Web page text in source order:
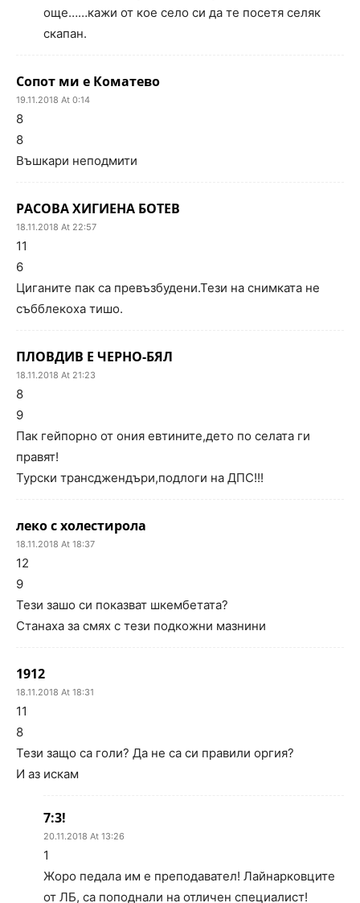
още……кажи от кое село си да те посетя селяк
скапан.
Сопот ми е Коматево
19.11.2018 At 0:14
8
8
Въшкари неподмити
РАСОВА ХИГИЕНА БОТЕВ
18.11.2018 At 22:57
11
6
Циганите пак са превъзбудени.Тези на снимката не
събблекоха тишо.
ПЛОВДИВ Е ЧЕРНО-БЯЛ
18.11.2018 At 21:23
8
9
Пак гейпорно от ония евтините,дето по селата ги
правят!
Турски трансджендъри,подлоги на ДПС!!!
леко с холестирола
18.11.2018 At 18:37
12
9
Тези зашо си показват шкембетата?
Станаха за смях с тези подкожни мазнини
1912
18.11.2018 At 18:31
11
8
Тези защо са голи? Да не са си правили оргия?
И аз искам
7:3!
20.11.2018 At 13:26
1
Жоро педала им е преподавател! Лайнарковците
от ЛБ, са поподнали на отличен специалист!